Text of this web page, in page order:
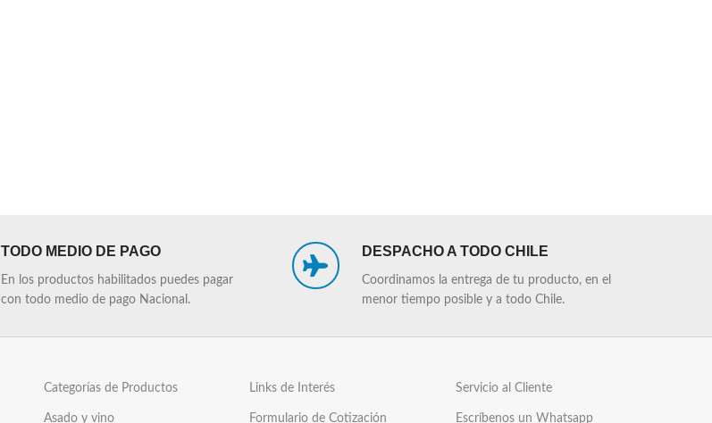
TODO MEDIO DE PAGO
En los productos habilitados puedes pagar
con todo medio de pago Nacional.
DESPACHO A TODO CHILE
Coordinamos la entrega de tu producto, en el
menor tiempo posible y a todo Chile.
Categorías de Productos
Asado y vino
Links de Interés
Formulario de Cotización
Servicio al Cliente
Escríbenos un Whatsapp